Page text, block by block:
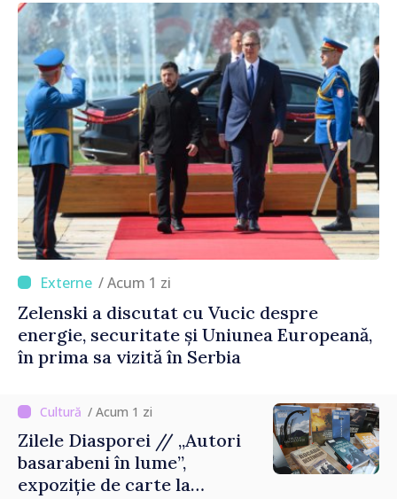
/ Acum 1 zi
Zelenski a discutat cu Vucic despre
energie, securitate și Uniunea Europeană,
în prima sa vizită în Serbia
/ Acum 1 zi
Zilele Diasporei // „Autori
basarabeni în lume”,
expoziție de carte la